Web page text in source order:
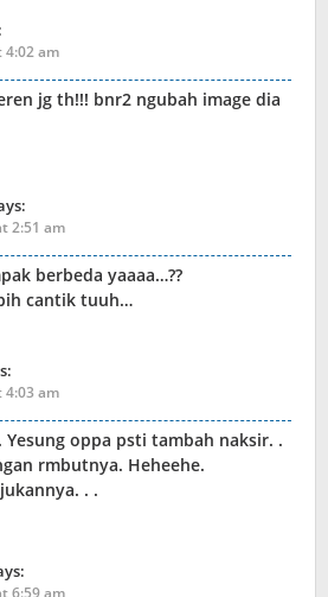
4:02 am
jg th!!! bnr2 ngubah image dia
2:51 am
berbeda yaaaa…??
cantik tuuh…
4:03 am
oppa psti tambah naksir. .
rmbutnya. Heheehe.
. .